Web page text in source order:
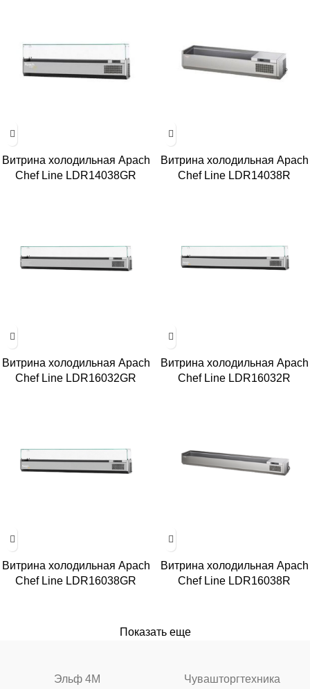
Витрина холодильная Apach
Chef Line LDR14038GR
Витрина холодильная Apach
Chef Line LDR14038R
Витрина холодильная Apach
Chef Line LDR16032GR
Витрина холодильная Apach
Chef Line LDR16032R
Витрина холодильная Apach
Chef Line LDR16038GR
Витрина холодильная Apach
Chef Line LDR16038R
Показать еще
Эльф 4М Чувашторгтехника